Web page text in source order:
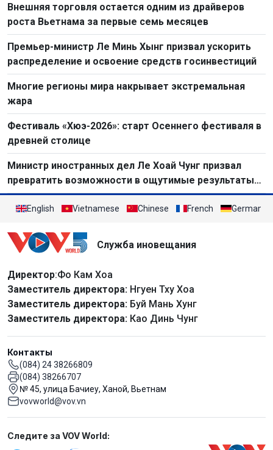
Внешняя торговля остается одним из драйверов
роста Вьетнама за первые семь месяцев
Премьер-министр Ле Минь Хынг призвал ускорить
распределение и освоение средств госинвестиций
Многие регионы мира накрывает экстремальная
жара
Фестиваль «Хюэ-2026»: старт Осеннего фестиваля в
древней столице
Министр иностранных дел Ле Хоай Чунг призвал
превратить возможности в ощутимые результаты
развития
English Vietnamese Chinese French German
Служба иновещания
Директор:Фо Кам Хоа
Заместитель директора: Нгуен Тху Хоа
Заместитель директора: Буй Мань Хунг
Заместитель директора: Као Динь Чунг
Контакты
(084) 24 38266809
(084) 38266707
№ 45, улица Бачиеу, Ханой, Вьетнам
vovworld@vov.vn
Mạng xã hội
Следите за VOV World: